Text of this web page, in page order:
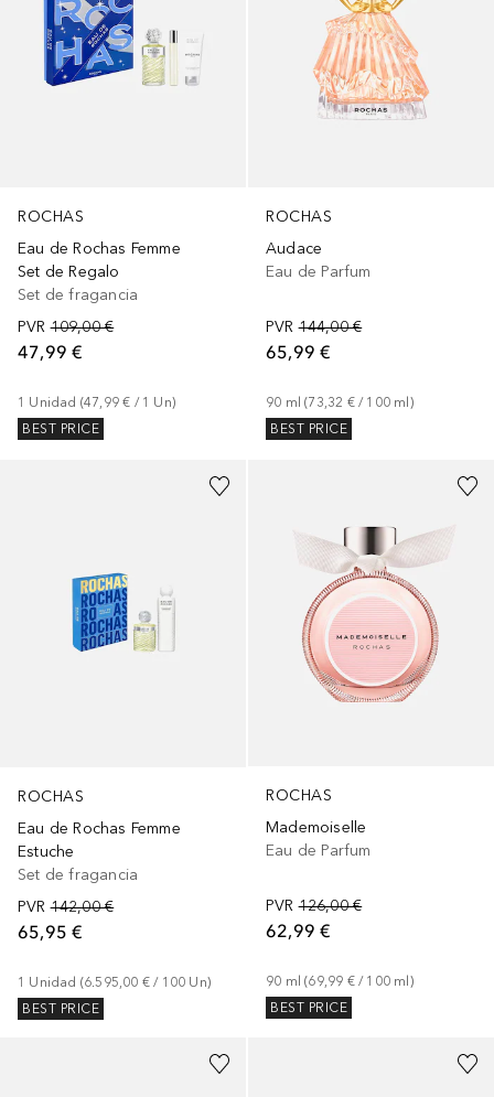
ROCHAS
Eau de Rochas Femme
Set de Regalo
Set de fragancia
PVR 109,00 €
47,99 €
1 Unidad (47,99 € / 1 Un)
BEST PRICE
ROCHAS
Audace
Eau de Parfum
PVR 144,00 €
65,99 €
90 ml (73,32 € / 100 ml)
BEST PRICE
ROCHAS
Eau de Rochas Femme
Estuche
Set de fragancia
PVR 142,00 €
65,95 €
1 Unidad (6.595,00 € / 100 Un)
BEST PRICE
ROCHAS
Mademoiselle
Eau de Parfum
PVR 126,00 €
62,99 €
90 ml (69,99 € / 100 ml )
BEST PRICE